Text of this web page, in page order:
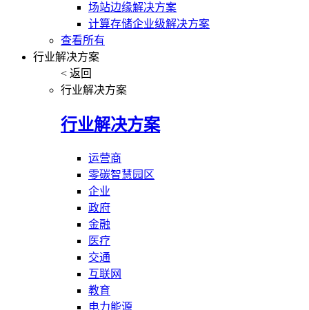
场站边缘解决方案
计算存储企业级解决方案
查看所有
行业解决方案
< 返回
行业解决方案
行业解决方案
运营商
零碳智慧园区
企业
政府
金融
医疗
交通
互联网
教育
电力能源